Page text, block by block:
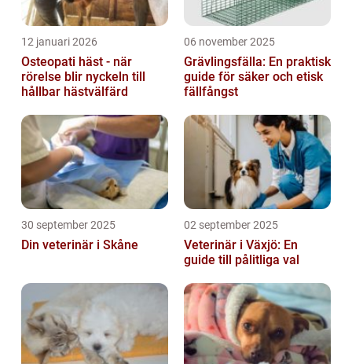
12 januari 2026
Osteopati häst - när
rörelse blir nyckeln till
hållbar hästvälfärd
06 november 2025
Grävlingsfälla: En praktisk
guide för säker och etisk
fällfångst
30 september 2025
Din veterinär i Skåne
02 september 2025
Veterinär i Växjö: En
guide till pålitliga val